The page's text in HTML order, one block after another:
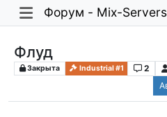
Форум - Mix-Servers
Флуд
Закрыта Industrial #1 2